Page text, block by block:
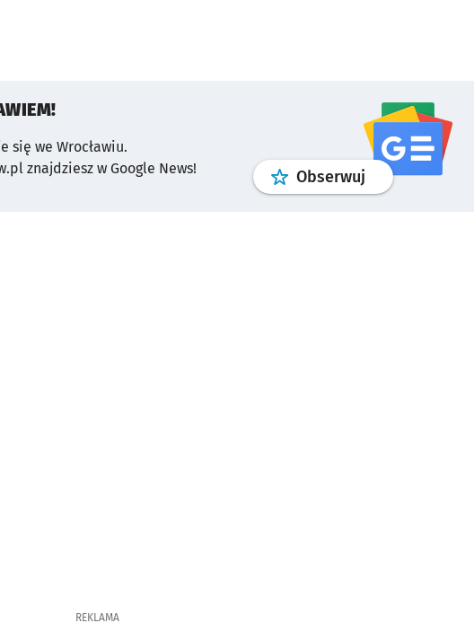
się we Wrocławiu.
znajdziesz w Google News!
Obserwuj profilgoogle
REKLAMA